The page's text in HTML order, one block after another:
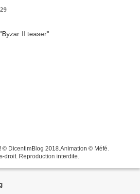
droit. Reproduction interdite.